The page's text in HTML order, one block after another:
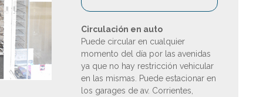
Circulación en auto
Puede circular en cualquier
momento del día por las avenidas
ya que no hay restricción vehicular
en las mismas. Puede estacionar en
los garages de av. Corrientes,